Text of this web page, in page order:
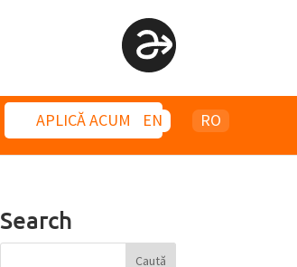
APLICĂ ACUM EN RO
Search